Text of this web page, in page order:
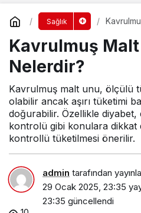
Sağlık
Kavrulmuş
Nelerdir?
Kavrulmuş malt unu, ölçülü
olabilir ancak aşırı tüketimi
doğurabilir. Özellikle diyabet,
kontrolü gibi konulara dikkat
kontrollü tüketilmesi önerilir.
admin tarafından
29 Ocak 2025, 23:35
23:35 güncellendi